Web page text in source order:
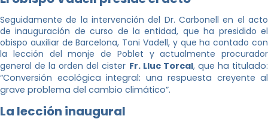
Seguidamente de la intervención del Dr. Carbonell en el acto
de inauguración de curso de la entidad, que ha presidido el
obispo auxiliar de Barcelona, Toni Vadell, y que ha contado con
la lección del monje de Poblet y actualmente procurador
general de la orden delcister Fr. Lluc Torcal, que ha titulado:
“Conversión ecológica integral: una respuesta creyente al
grave problema del cambio climático”.
La lección inaugural